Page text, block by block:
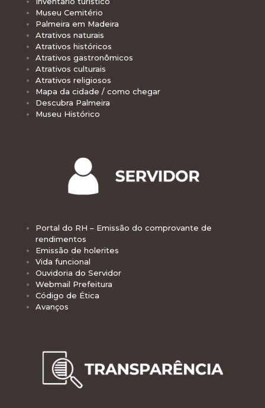
Museu Cemitério
Palmeira em Madeira
Atrativos naturais
Atrativos históricos
Atrativos gastronômicos
Atrativos culturais
Atrativos religiosos
Mapa da cidade / como chegar
Descubra Palmeira
Museu Histórico
Portal do RH – Emissão do comprovante de
rendimentos
Emissão de holerites
Vida funcional
Ouvidoria do Servidor
Webmail Prefeitura
Código de Ética
Avanços